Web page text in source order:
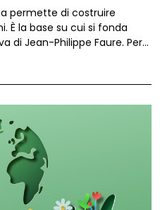
permette di costruire
È la base su cui si fonda
di Jean-Philippe Faure. Per